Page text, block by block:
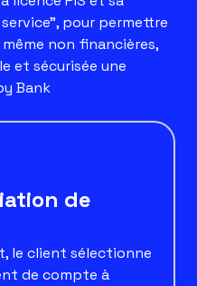
pour permettre
non financières,
et sécurisée une
Bank
de
le client sélectionne
de compte à